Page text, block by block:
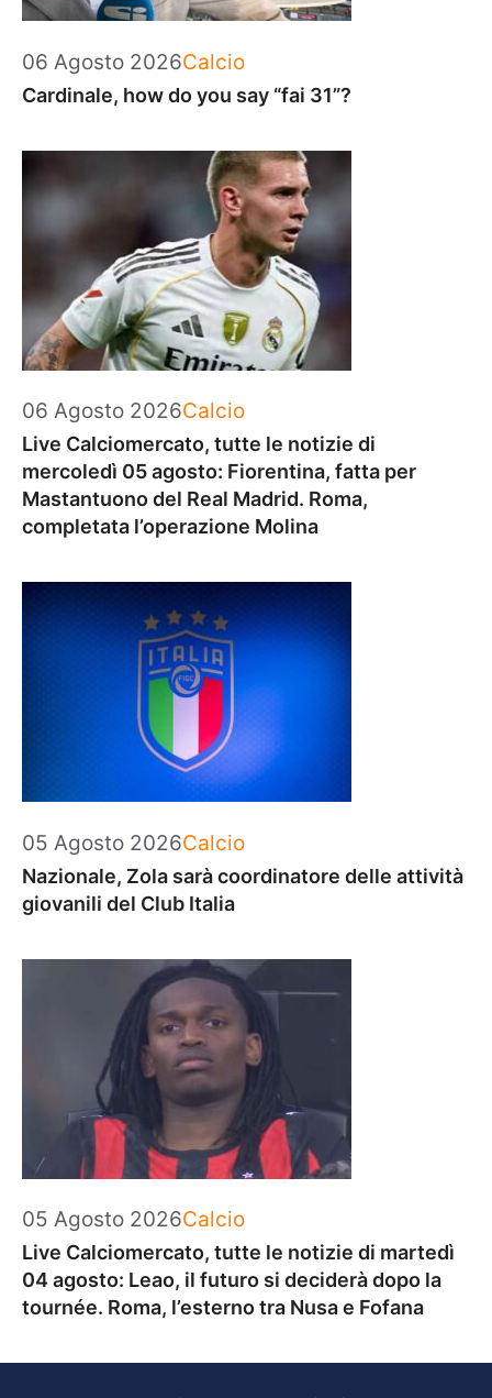
06 Agosto 2026Categorie
Calcio
Cardinale, how do you say “fai 31”?
06 Agosto 2026Categorie
Calcio
Live Calciomercato, tutte le notizie di
mercoledì 05 agosto: Fiorentina, fatta per
Mastantuono del Real Madrid. Roma,
completata l’operazione Molina
05 Agosto 2026Categorie
Calcio
Nazionale, Zola sarà coordinatore delle attività
giovanili del Club Italia
05 Agosto 2026Categorie
Calcio
Live Calciomercato, tutte le notizie di martedì
04 agosto: Leao, il futuro si deciderà dopo la
tournée. Roma, l’esterno tra Nusa e Fofana